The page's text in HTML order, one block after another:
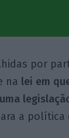
por
na lei em
a política